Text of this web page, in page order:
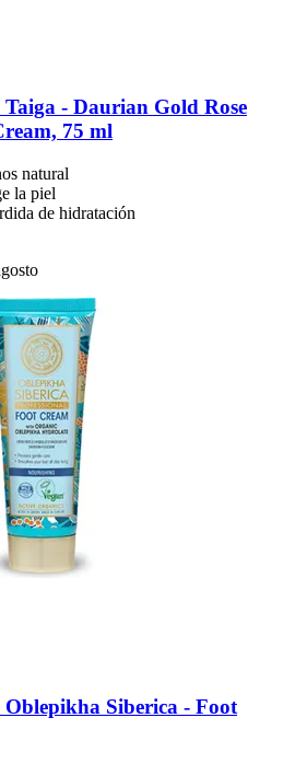
Taiga -​ Daurian Gold Rose
75 ml
natural
la piel
de hidratación
Oblepikha Siberica -​ Foot